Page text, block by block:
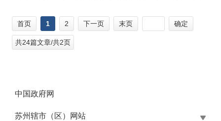
首页 1 2 下一页 末页 确定
共24篇文章/共2页
中国政府网
苏州辖市（区）网站